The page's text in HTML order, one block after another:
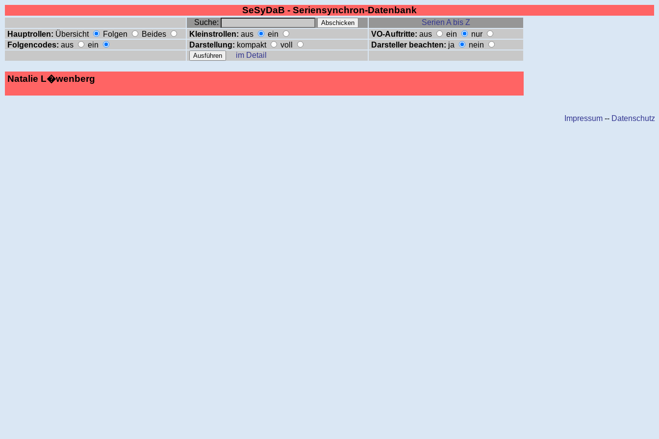
SeSyDaB - Seriensynchron-Datenbank
Suche:
Serien A bis Z
Hauptrollen: Übersicht Folgen Beides Kleinstrollen: aus ein VO-Auftritte: aus ein
nur
Folgencodes: aus ein Darstellung: kompakt voll Darsteller beachten: ja
nein
im Detail
Natalie L�wenberg
Impressum -- Datenschutz